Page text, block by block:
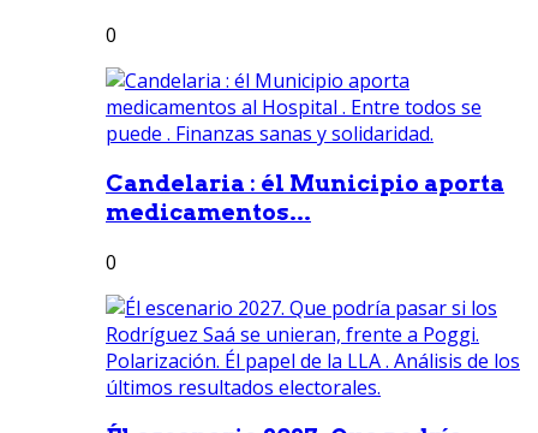
0
Candelaria : él Municipio aporta
medicamentos...
0